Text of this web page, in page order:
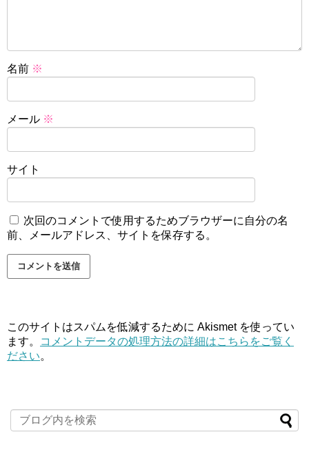
名前 ※
メール ※
サイト
次回のコメントで使用するためブラウザーに自分の名
前、メールアドレス、サイトを保存する。
このサイトはスパムを低減するために Akismet を使ってい
ます。
コメントデータの処理方法の詳細はこちらをご覧く
ださい。